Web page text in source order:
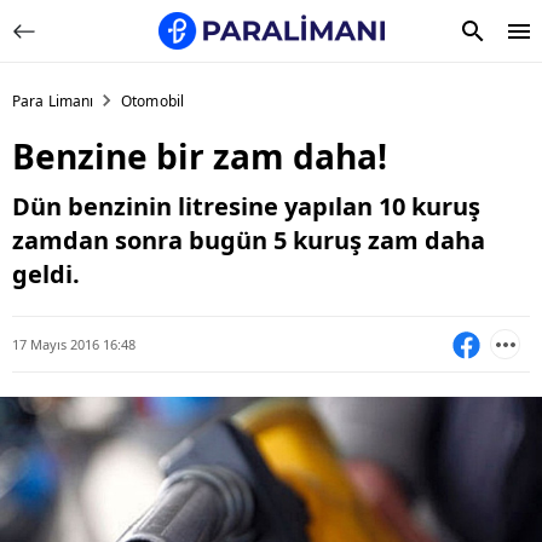
Para Limanı Otomobil
Benzine bir zam daha!
Dün benzinin litresine yapılan 10 kuruş
zamdan sonra bugün 5 kuruş zam daha
geldi.
17 Mayıs 2016 16:48